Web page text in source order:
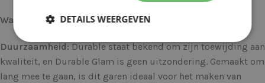
Waarom Durable Glam?
Duurzaamheid:Durable staat bekend om zijn toewijding aan
kwaliteit, en Durable Glam is geen uitzondering. Gemaakt om
lang mee te gaan, is dit garen ideaal voor het maken van
DETAILS WEERGEVEN